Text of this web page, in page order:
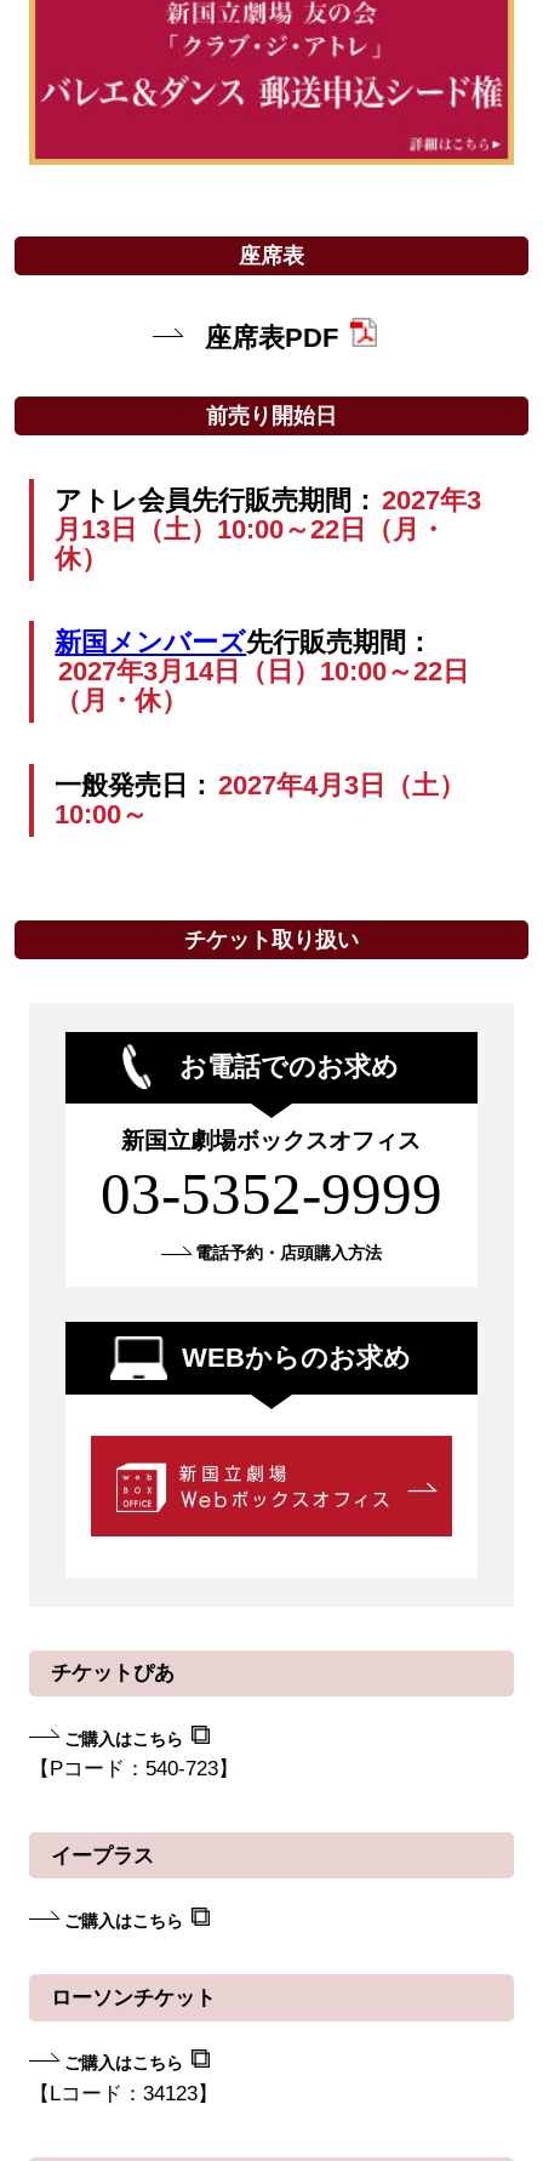
座席表
座席表PDF
前売り開始日
アトレ会員先行販売期間： 2027年3
月13日（土）10:00～22日（月・
休）
新国メンバーズ先行販売期間：
2027年3月14日（日）10:00～22日
（月・休）
一般発売日： 2027年4月3日（土）
10:00～
チケット取り扱い
お電話でのお求め
新国立劇場ボックスオフィス
03-5352-9999
電話予約・店頭購入方法
WEBからのお求め
チケットぴあ
ご購入はこちら
【Pコード：540-723】
イープラス
ご購入はこちら
ローソンチケット
ご購入はこちら
【Lコード：34123】